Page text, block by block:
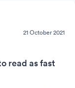
21 October 2021
read as fast